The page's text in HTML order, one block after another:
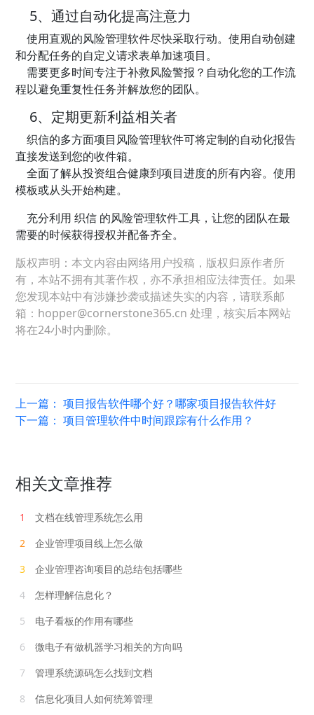
5、通过自动化提高注意力
使用直观的风险管理软件尽快采取行动。使用自动创建
和分配任务的自定义请求表单加速项目。
需要更多时间专注于补救风险警报？自动化您的工作流
程以避免重复性任务并解放您的团队。
6、定期更新利益相关者
织信的多方面项目风险管理软件可将定制的自动化报告
直接发送到您的收件箱。
全面了解从投资组合健康到项目进度的所有内容。使用
模板或从头开始构建。
充分利用 织信 的风险管理软件工具，让您的团队在最
需要的时候获得授权并配备齐全。
版权声明：本文内容由网络用户投稿，版权归原作者所
有，本站不拥有其著作权，亦不承担相应法律责任。如果
您发现本站中有涉嫌抄袭或描述失实的内容，请联系邮
箱：hopper@cornerstone365.cn 处理，核实后本网站
将在24小时内删除。
上一篇：项目报告软件哪个好？哪家项目报告软件好
下一篇：项目管理软件中时间跟踪有什么作用？
相关文章推荐
1
文档在线管理系统怎么用
2
企业管理项目线上怎么做
3
企业管理咨询项目的总结包括哪些
4
怎样理解信息化？
5
电子看板的作用有哪些
6
微电子有做机器学习相关的方向吗
7
管理系统源码怎么找到文档
8
信息化项目人如何统筹管理